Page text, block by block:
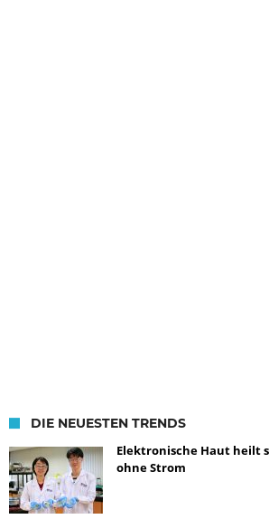
DIE NEUESTEN TRENDS
Elektronische Haut heilt
ohne Strom